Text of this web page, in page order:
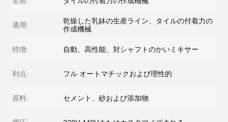
適用:
乾燥した乳鉢の生産ライン、タイルの付着力の
作成機械
特徴: 自動、高性能、対シャフトのかいミキサー
利点: フル オートマチックおよび理性的
原料: セメント、砂および添加物